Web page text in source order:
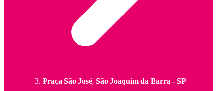
Praça São José, São Joaquim da Barra - SP